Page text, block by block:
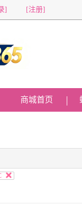
] [注册]
商城首页